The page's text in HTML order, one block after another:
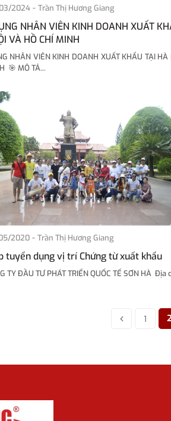
2024 - Trần Thị Hương Giang
NHÂN VIÊN KINH DOANH XUẤT
VÀ HỒ CHÍ MINH
NHÂN VIÊN KINH DOANH XUẤT KHẨU TẠI HÀ
🎯 MÔ TẢ...
2020 - Trần Thị Hương Giang
tuyển dụng vị trí Chứng từ xuất khẩu
ĐẦU TƯ PHÁT TRIỂN QUỐC TẾ SƠN HÀ Địa
1 2